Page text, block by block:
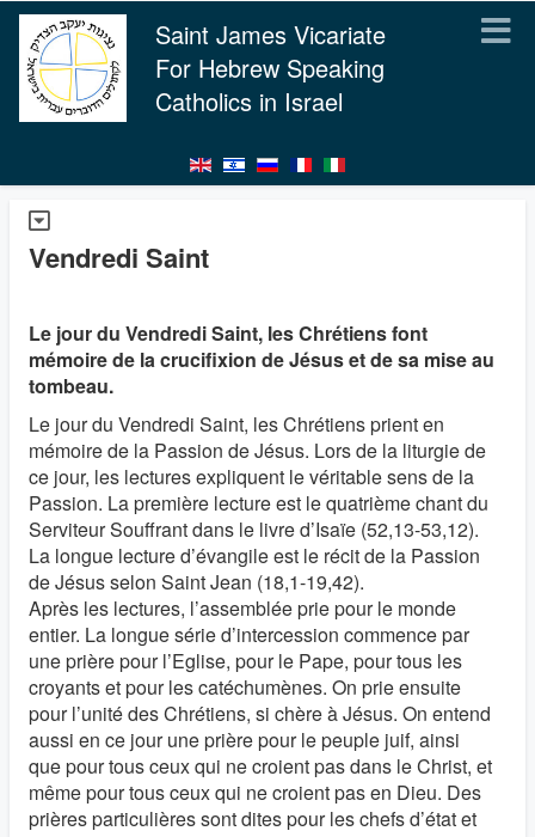
Saint James Vicariate
For Hebrew Speaking
Catholics in Israel
Vendredi Saint
Le jour du Vendredi Saint, les Chrétiens font
mémoire de la crucifixion de Jésus et de sa mise au
tombeau.
Le jour du Vendredi Saint, les Chrétiens prient en
mémoire de la Passion de Jésus. Lors de la liturgie de
ce jour, les lectures expliquent le véritable sens de la
Passion. La première lecture est le quatrième chant du
Serviteur Souffrant dans le livre d’Isaïe (52,13-53,12).
La longue lecture d’évangile est le récit de la Passion
de Jésus selon Saint Jean (18,1-19,42).
Après les lectures, l’assemblée prie pour le monde
entier. La longue série d’intercession commence par
une prière pour l’Eglise, pour le Pape, pour tous les
croyants et pour les catéchumènes. On prie ensuite
pour l’unité des Chrétiens, si chère à Jésus. On entend
aussi en ce jour une prière pour le peuple juif, ainsi
que pour tous ceux qui ne croient pas dans le Christ, et
même pour tous ceux qui ne croient pas en Dieu. Des
prières particulières sont dites pour les chefs d’état et